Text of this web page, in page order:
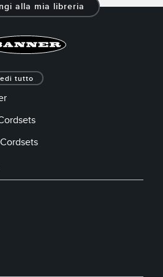
alla mia libreria
tutto